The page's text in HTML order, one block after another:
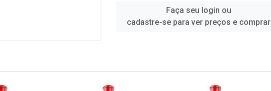
Faça seu login ou
cadastre-se para ver preços e comprar